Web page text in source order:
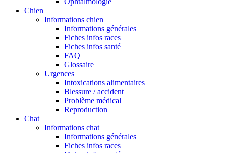
Ophtalmologie
Chien
Informations chien
Informations générales
Fiches infos races
Fiches infos santé
FAQ
Glossaire
Urgences
Intoxications alimentaires
Blessure / accident
Problème médical
Reproduction
Chat
Informations chat
Informations générales
Fiches infos races